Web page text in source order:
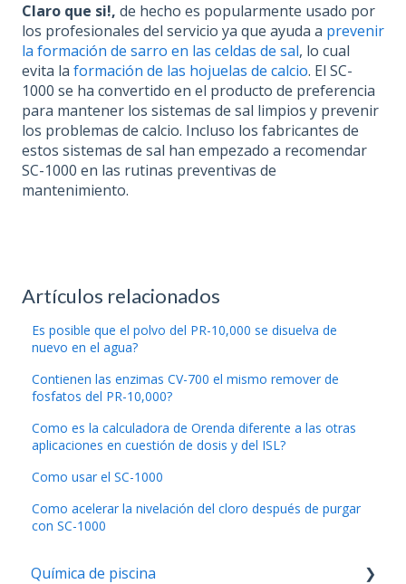
Claro que si!, de hecho es popularmente usado por
los profesionales del servicio ya que ayuda a prevenir
la formación de sarro en las celdas de sal, lo cual
evita la formación de las hojuelas de calcio. El SC-
1000 se ha convertido en el producto de preferencia
para mantener los sistemas de sal limpios y prevenir
los problemas de calcio. Incluso los fabricantes de
estos sistemas de sal han empezado a recomendar
SC-1000 en las rutinas preventivas de
mantenimiento.
Artículos relacionados
Es posible que el polvo del PR-10,000 se disuelva de
nuevo en el agua?
Contienen las enzimas CV-700 el mismo remover de
fosfatos del PR-10,000?
Como es la calculadora de Orenda diferente a las otras
aplicaciones en cuestión de dosis y del ISL?
Como usar el SC-1000
Como acelerar la nivelación del cloro después de purgar
con SC-1000
Química de piscina